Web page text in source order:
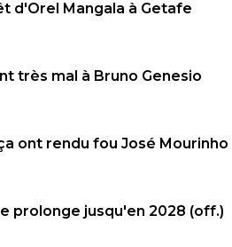
d'Orel Mangala à Getafe
très mal à Bruno Genesio
ont rendu fou José Mourinho
prolonge jusqu'en 2028 (off.)